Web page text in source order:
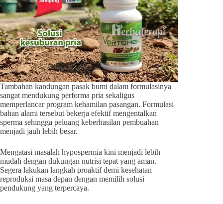
Tambahan kandungan pasak bumi dalam formulasinya
sangat mendukung performa pria sekaligus
memperlancar program kehamilan pasangan. Formulasi
bahan alami tersebut bekerja efektif mengentalkan
sperma sehingga peluang keberhasilan pembuahan
menjadi jauh lebih besar.
Mengatasi masalah hypospermia kini menjadi lebih
mudah dengan dukungan nutrisi tepat yang aman.
Segera lakukan langkah proaktif demi kesehatan
reproduksi masa depan dengan memilih solusi
pendukung yang terpercaya.